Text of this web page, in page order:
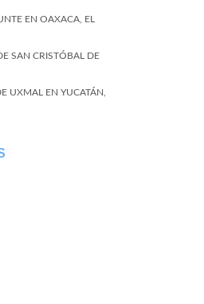
EN OAXACA, EL
SAN CRISTÓBAL DE
UXMAL EN YUCATÁN,